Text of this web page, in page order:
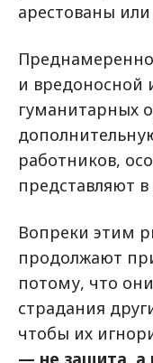
арестованы
и
гуманитарных
работников,
представляют
Вопреки этим
продолжают
потому, что
страдания
чтобы их
— не защита, а